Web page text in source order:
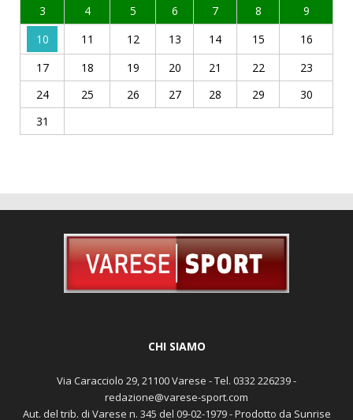
3
4 5 6 7 8
9
10
11 12 13 14 15
16
17
18 19 20 21 22
23
24
25 26 27 28 29
30
31
CHI SIAMO
Via Caracciolo 29, 21100 Varese - Tel. 0332 226239 -
redazione@varese-sport.com
Aut. del trib. di Varese n. 345 del 09-02-1979 - Prodotto da Sunrise